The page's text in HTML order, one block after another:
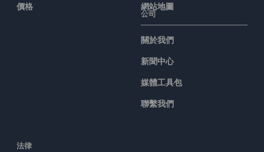
價格
網站地圖
公司
關於我們
新聞中心
媒體工具包
聯繫我們
法律